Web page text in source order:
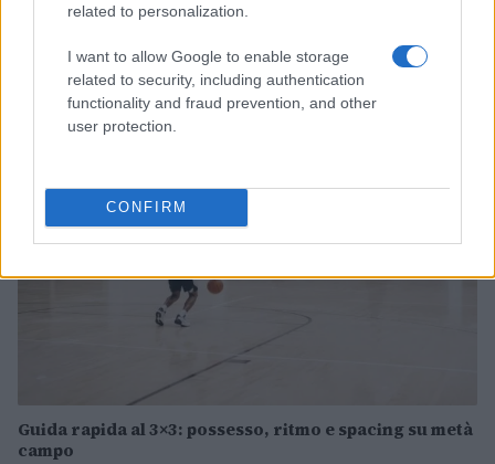
related to personalization.
I want to allow Google to enable storage
related to security, including authentication
functionality and fraud prevention, and other
user protection.
CONFIRM
Pistoia Basket 2000 annuncia la partnership con
L’Arte dello Sport per la stagione 2026/27
Ilaria Mauri · 6 Ago 2026
BASKET
Guida rapida al 3×3: possesso, ritmo e spacing su metà
campo